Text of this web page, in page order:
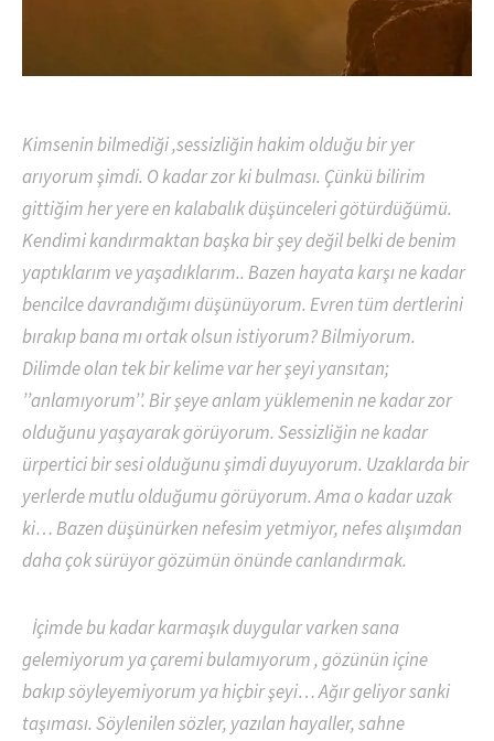
Kimsenin bilmediği ,sessizliğin hakim olduğu bir yer
arıyorum şimdi. O kadar zor ki bulması. Çünkü bilirim
gittiğim her yere en kalabalık düşünceleri götürdüğümü.
Kendimi kandırmaktan başka bir şey değil belki de benim
yaptıklarım ve yaşadıklarım.. Bazen hayata karşı ne kadar
bencilce davrandığımı düşünüyorum. Evren tüm dertlerini
bırakıp bana mı ortak olsun istiyorum? Bilmiyorum.
Dilimde olan tek bir kelime var her şeyi yansıtan;
’’anlamıyorum’’. Bir şeye anlam yüklemenin ne kadar zor
olduğunu yaşayarak görüyorum. Sessizliğin ne kadar
ürpertici bir sesi olduğunu şimdi duyuyorum. Uzaklarda bir
yerlerde mutlu olduğumu görüyorum. Ama o kadar uzak
ki… Bazen düşünürken nefesim yetmiyor, nefes alışımdan
daha çok sürüyor gözümün önünde canlandırmak.
İçimde bu kadar karmaşık duygular varken sana
gelemiyorum ya çaremi bulamıyorum , gözünün içine
bakıp söyleyemiyorum ya hiçbir şeyi… Ağır geliyor sanki
taşıması. Söylenilen sözler, yazılan hayaller, sahne